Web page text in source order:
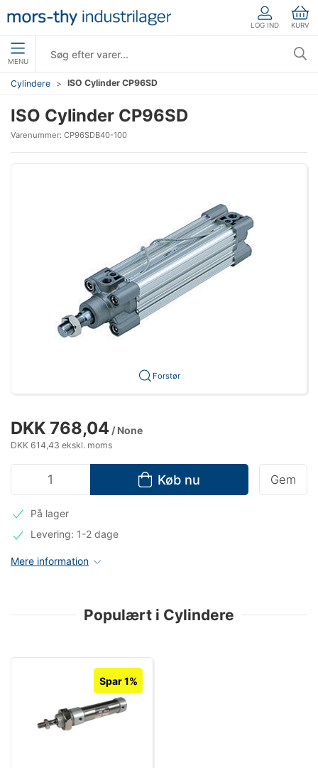
LOG IND KURV
MENU
Cylindere ISO Cylinder CP96SD
ISO Cylinder CP96SD
Varenummer: CP96SDB40-100
Forstør
DKK 768,04 / None
DKK 614,43 ekskl. moms
Køb nu Gem
På lager
Levering: 1-2 dage
Mere information
Populært i Cylindere
Spar 1%